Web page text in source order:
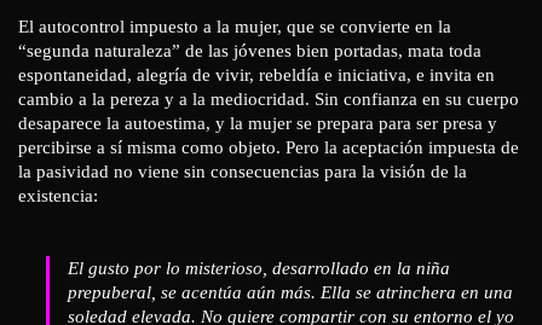
El autocontrol impuesto a la mujer, que se convierte en la
“segunda naturaleza” de las jóvenes bien portadas, mata toda
espontaneidad, alegría de vivir, rebeldía e iniciativa, e invita en
cambio a la pereza y a la mediocridad. Sin confianza en su cuerpo
desaparece la autoestima, y la mujer se prepara para ser presa y
percibirse a sí misma como objeto. Pero la aceptación impuesta de
la pasividad no viene sin consecuencias para la visión de la
existencia:
El gusto por lo misterioso, desarrollado en la niña
prepuberal, se acentúa aún más. Ella se atrinchera en una
soledad elevada. No quiere compartir con su entorno el yo